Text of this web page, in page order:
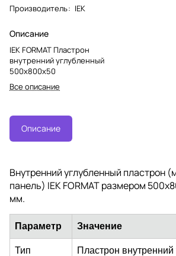
Производитель: IEK
Описание
IEK FORMAT Пластрон
внутренний углубленный
500х800х50
Все описание
Описание
Внутренний углубленный пластрон
панель) IEK FORMAT размером
мм.
Параметр Значение
Тип Пластрон